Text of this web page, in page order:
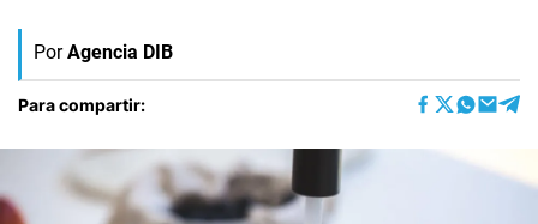
Por Agencia DIB
Para compartir: